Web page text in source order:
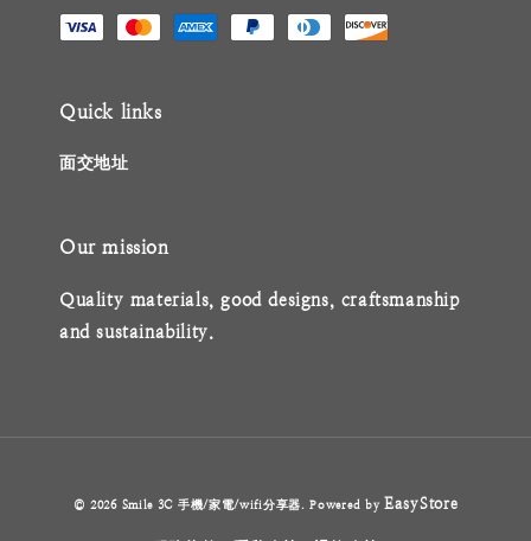
Quick links
面交地址
Our mission
Quality materials, good designs, craftsmanship
and sustainability.
© 2026 Smile 3C 手機/家電/wifi分享器. Powered byEasyStore